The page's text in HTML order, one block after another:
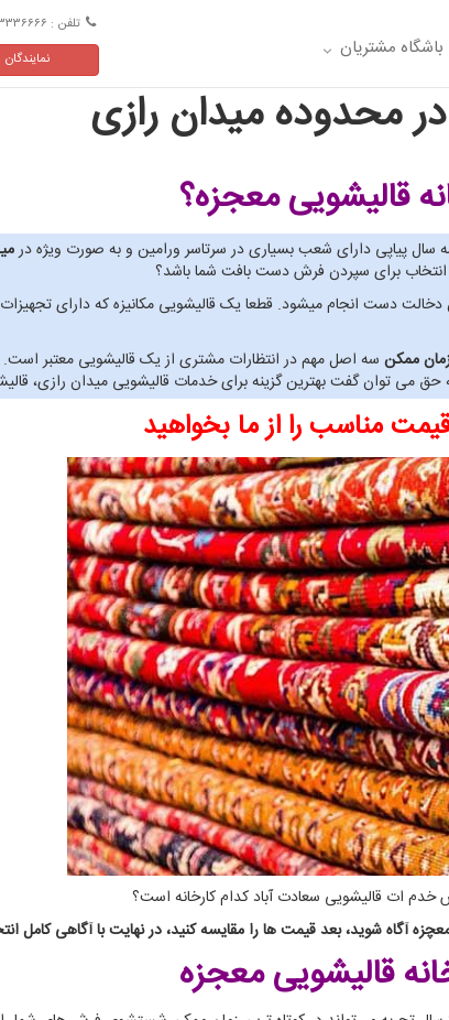
باشگاه مشتریان
تلفن : ۳۳۳۳۶۶۶۶-۰۳۱
نمایندگان
محدوده میدان رازی
قالیشویی معجزه؟
سال پیاپی دارای شعب بسیاری در سرتاسر ورامین و به صورت ویژه در
انتخاب برای سپردن فرش دست بافت شما باشد؟
به صورت اتوماتیک و بدون دخالت دست انجام میشود. قطعا یک قالیشویی مکانیزه که
ممکن سه اصل مهم در انتظارات مشتری از یک قالیشویی معتبر
مناسب را از ما بخواهید
خدم ات قالیشویی سعادت آباد کدام کارخانه است؟
آگاه شوید، بعد قیمت ها را مقایسه کنید، در نهایت با آگاهی کامل
قالیشویی معجزه